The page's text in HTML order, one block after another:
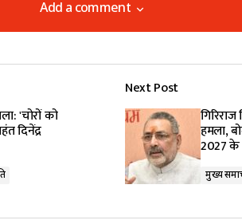
Add a comment
Add a comment
Required fields are marked*
'चोरों को
दिनेंद्र
Next Post
हमला,
2027 के
मुख्य